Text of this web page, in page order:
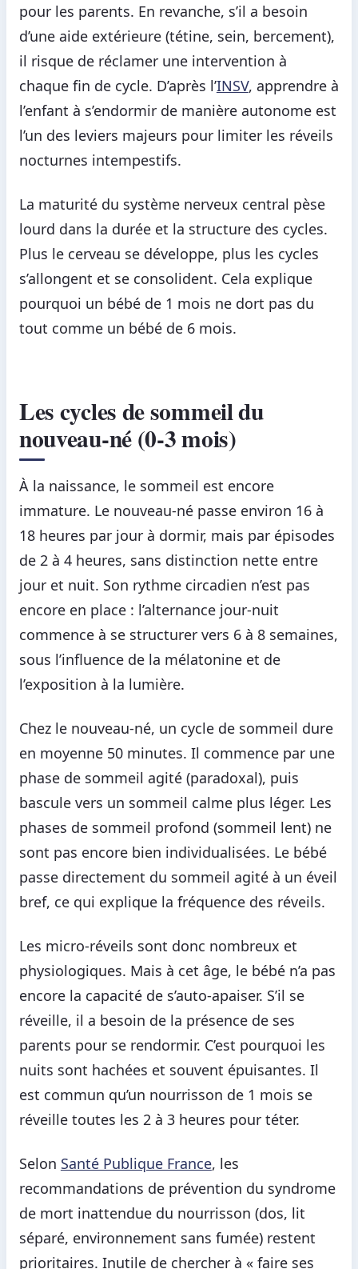
pour les parents. En revanche, s’il a besoin
d’une aide extérieure (tétine, sein, bercement),
il risque de réclamer une intervention à
chaque fin de cycle. D’après l’INSV, apprendre à
l’enfant à s’endormir de manière autonome est
l’un des leviers majeurs pour limiter les réveils
nocturnes intempestifs.
La maturité du système nerveux central pèse
lourd dans la durée et la structure des cycles.
Plus le cerveau se développe, plus les cycles
s’allongent et se consolident. Cela explique
pourquoi un bébé de 1 mois ne dort pas du
tout comme un bébé de 6 mois.
Les cycles de sommeil du
nouveau-né (0-3 mois)
À la naissance, le sommeil est encore
immature. Le nouveau-né passe environ 16 à
18 heures par jour à dormir, mais par épisodes
de 2 à 4 heures, sans distinction nette entre
jour et nuit. Son rythme circadien n’est pas
encore en place : l’alternance jour-nuit
commence à se structurer vers 6 à 8 semaines,
sous l’influence de la mélatonine et de
l’exposition à la lumière.
Chez le nouveau-né, un cycle de sommeil dure
en moyenne 50 minutes. Il commence par une
phase de sommeil agité (paradoxal), puis
bascule vers un sommeil calme plus léger. Les
phases de sommeil profond (sommeil lent) ne
sont pas encore bien individualisées. Le bébé
passe directement du sommeil agité à un éveil
bref, ce qui explique la fréquence des réveils.
Les micro-réveils sont donc nombreux et
physiologiques. Mais à cet âge, le bébé n’a pas
encore la capacité de s’auto-apaiser. S’il se
réveille, il a besoin de la présence de ses
parents pour se rendormir. C’est pourquoi les
nuits sont hachées et souvent épuisantes. Il
est commun qu’un nourrisson de 1 mois se
réveille toutes les 2 à 3 heures pour téter.
Selon Santé Publique France, les
recommandations de prévention du syndrome
de mort inattendue du nourrisson (dos, lit
séparé, environnement sans fumée) restent
prioritaires. Inutile de chercher à « faire ses